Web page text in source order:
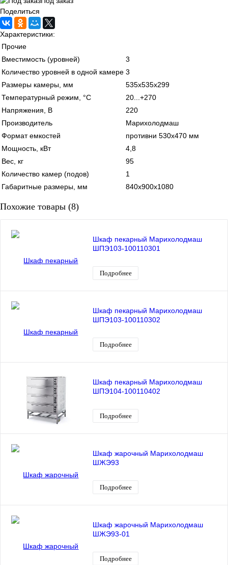
Поделиться
Характеристики:
Прочие
Вместимость (уровней)
3
Количество уровней в одной камере 3
Размеры камеры, мм
535х535х299
Температурный режим, °C
20...+270
Напряжения, В
220
Производитель
Марихолодмаш
Формат емкостей
противни 530х470 мм
Мощность, кВт
4,8
Вес, кг
95
Количество камер (подов)
1
Габаритные размеры, мм
840х900х1080
Похожие товары (8)
Шкаф пекарный Марихолодмаш
ШПЭ103-100110301
Подробнее
Шкаф пекарный Марихолодмаш
ШПЭ103-100110302
Подробнее
Шкаф пекарный Марихолодмаш
ШПЭ104-100110402
Подробнее
Шкаф жарочный Марихолодмаш
ШЖЭ93
Подробнее
Шкаф жарочный Марихолодмаш
ШЖЭ93-01
Подробнее